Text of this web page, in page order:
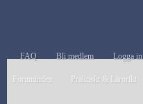
FAQ Bli medlem Logga in
Forumindex Praktiskt & Lärorikt